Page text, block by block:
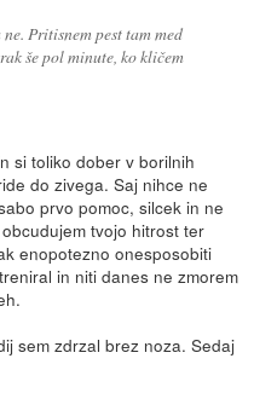
Pritisnem pest tam med
še pol minute, ko kličem
si toliko dober v borilnih
do zivega. Saj nihce ne
prvo pomoc, silcek in ne
tvojo hitrost ter
enopotezno onesposobiti
in niti danes ne zmorem
sem zdrzal brez noza. Sedaj